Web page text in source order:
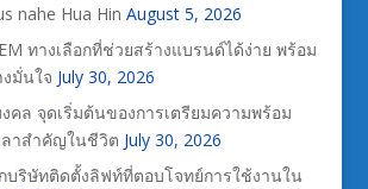
nahe Hua Hin August 5, 2026
ทางเลือกที่ช่วยสร้างแบรนด์ได้ง่าย พร้อม
มั่นใจ July 30, 2026
คล จุดเริ่มต้นของการเตรียมความพร้อม
ลาสำคัญในชีวิต July 30, 2026
บริษัทติดตั้งลิฟท์ที่ตอบโจทย์การใช้งานใน